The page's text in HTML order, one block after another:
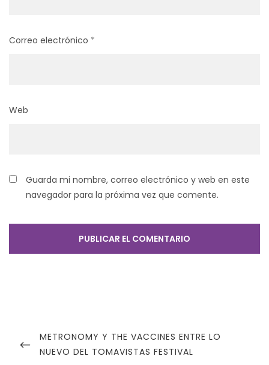
Correo electrónico *
Web
Guarda mi nombre, correo electrónico y web en este
navegador para la próxima vez que comente.
de
entradas
PREVIOUS
POST
METRONOMY Y THE VACCINES ENTRE LO
NUEVO DEL TOMAVISTAS FESTIVAL